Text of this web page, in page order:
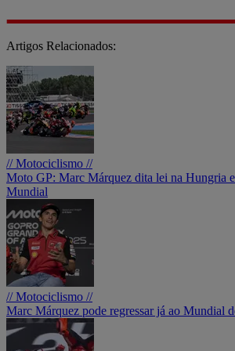
Artigos Relacionados:
// Motociclismo //
Moto GP: Marc Márquez dita lei na Hungria
Mundial
// Motociclismo //
Marc Márquez pode regressar já ao Mundial